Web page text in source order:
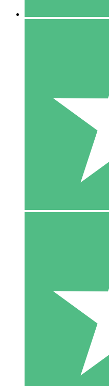
10